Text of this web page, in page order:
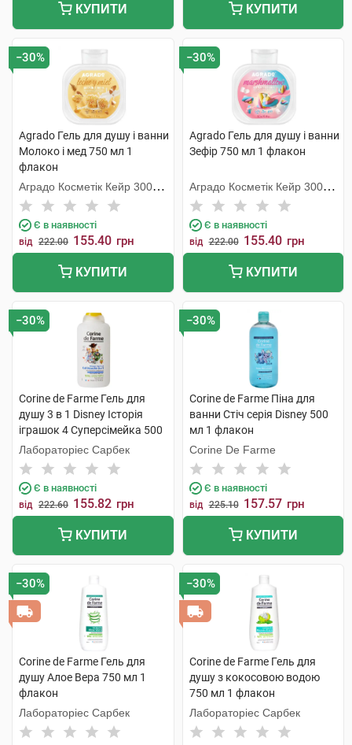
КУПИТИ КУПИТИ
−30%
Agrado Гель для душу і ванни
Молоко і мед 750 мл 1
флакон
Аградо Косметік Кейр 3000
С.Л.У.
Є в наявності
від 222.00 155.40 грн
КУПИТИ
−30%
Agrado Гель для душу і ванни
Зефір 750 мл 1 флакон
Аградо Косметік Кейр 3000
С.Л.У.
Є в наявності
від 222.00 155.40 грн
КУПИТИ
−30%
Corine de Farme Гель для
душу 3 в 1 Disney Історія
іграшок 4 Суперсімейка 500
мл 1 флакон
Лабораторіес Сарбек
Є в наявності
від 222.60 155.82 грн
КУПИТИ
−30%
Corine de Farme Піна для
ванни Стіч серія Disney 500
мл 1 флакон
Corine De Farme
Є в наявності
від 225.10 157.57 грн
КУПИТИ
−30%
Corine de Farme Гель для
душу Алое Вера 750 мл 1
флакон
Лабораторіес Сарбек
−30%
Corine de Farme Гель для
душу з кокосовою водою
750 мл 1 флакон
Лабораторіес Сарбек